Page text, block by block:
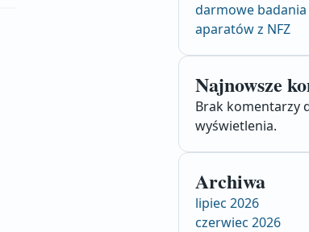
darmowe
aparatów z NFZ
Najnowsze
Brak komentarzy
wyświetlenia.
Archiwa
lipiec 2026
czerwiec 2026